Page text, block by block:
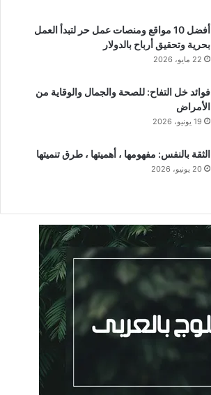
أفضل 10 مواقع ومنصات عمل حر لتبدأ العمل
بحرية وتحقيق أرباح بالدولار
22 مايو، 2026
فوائد خل التفاح: للصحة والجمال والوقاية من
الأمراض
19 يونيو، 2026
الثقة بالنفس: مفهومها ، أهميتها ، طرق تنميتها
20 يونيو، 2026